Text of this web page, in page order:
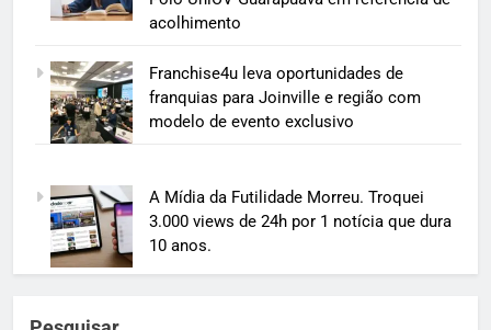
acolhimento
Franchise4u leva oportunidades de
franquias para Joinville e região com
modelo de evento exclusivo
A Mídia da Futilidade Morreu. Troquei
3.000 views de 24h por 1 notícia que dura
10 anos.